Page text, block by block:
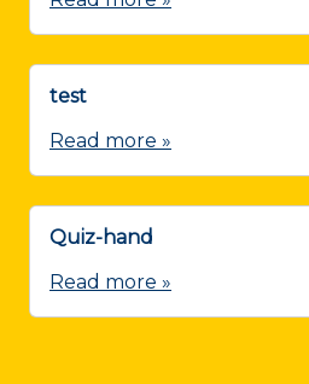
test
Read more »
Quiz-hand
Read more »